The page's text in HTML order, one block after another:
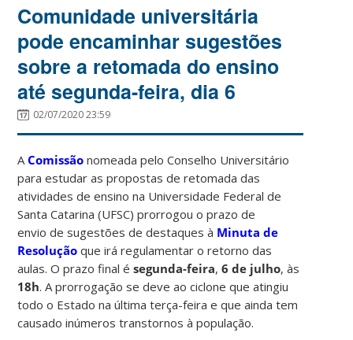
Comunidade universitária
pode encaminhar sugestões
sobre a retomada do ensino
até segunda-feira, dia 6
02/07/2020 23:59
AComissão nomeada pelo Conselho Universitário
para estudar as propostas de retomada das
atividades de ensino na Universidade Federal de
Santa Catarina (UFSC) prorrogou o prazo de
envio de sugestões de destaques à Minuta de
Resolução que irá regulamentar o retorno das
aulas. O prazo final é segunda-feira,6 de julho, às
18h. A prorrogação se deve ao ciclone que atingiu
todo o Estado na última terça-feira e que ainda tem
causado inúmeros transtornos à população.